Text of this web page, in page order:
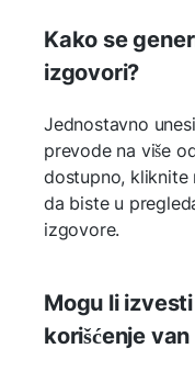
Kako se
izgovori?
Jednostavno
prevode na više
dostupno, kliknite
da biste u
izgovore.
Mogu li
korišćenje van